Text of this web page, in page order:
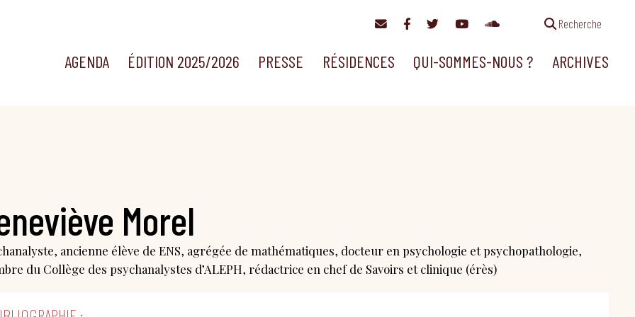
Recherche
AGENDA ÉDITION 2025/2026 PRESSE RÉSIDENCES QUI-SOMMES-NOUS ? ARCHIVES
Morel
ancienne élève de ENS, agrégée de mathématiques, docteur en psychologie et psychopathologie,
du Collège des psychanalystes d’ALEPH, rédactrice en chef de Savoirs et clinique (érès)